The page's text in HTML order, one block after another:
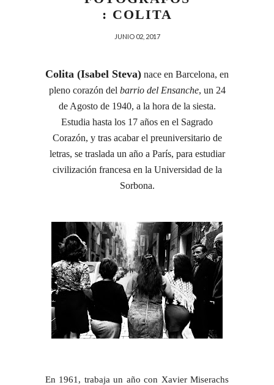
: COLITA
JUNIO 02, 2017
Colita (Isabel Steva) nace en Barcelona, en
pleno corazón del barrio del Ensanche, un 24
de Agosto de 1940, a la hora de la siesta.
Estudia hasta los 17 años en el Sagrado
Corazón, y tras acabar el preuniversitario de
letras, se traslada un año a París, para estudiar
civilización francesa en la Universidad de la
Sorbona.
En 1961, trabaja un año con Xavier Miserachs